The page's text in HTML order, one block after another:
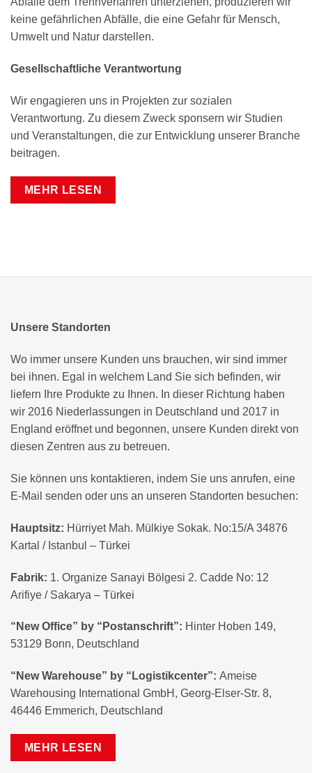
keine gefährlichen Abfälle, die eine Gefahr für Mensch,
Umwelt und Natur darstellen.
Gesellschaftliche Verantwortung
Wir engagieren uns in Projekten zur sozialen
Verantwortung. Zu diesem Zweck sponsern wir Studien
und Veranstaltungen, die zur Entwicklung unserer Branche
beitragen.
MEHR LESEN
Unsere Standorten
Wo immer unsere Kunden uns brauchen, wir sind immer
bei ihnen. Egal in welchem ​​Land Sie sich befinden, wir
liefern Ihre Produkte zu Ihnen. In dieser Richtung haben
wir 2016 Niederlassungen in Deutschland und 2017 in
England eröffnet und begonnen, unsere Kunden direkt von
diesen Zentren aus zu betreuen.
Sie können uns kontaktieren, indem Sie uns anrufen, eine
E-Mail senden oder uns an unseren Standorten besuchen:
Hauptsitz: Hürriyet Mah. Mülkiye Sokak. No:15/A 34876
Kartal / Istanbul – Türkei
Fabrik: 1. Organize Sanayi Bölgesi 2. Cadde No: 12
Arifiye / Sakarya – Türkei
“New Office” by “Postanschrift”: Hinter Hoben 149,
53129 Bonn, Deutschland
“New Warehouse” by “Logistikcenter”: Ameise
Warehousing International GmbH, Georg-Elser-Str. 8,
46446 Emmerich, Deutschland
MEHR LESEN